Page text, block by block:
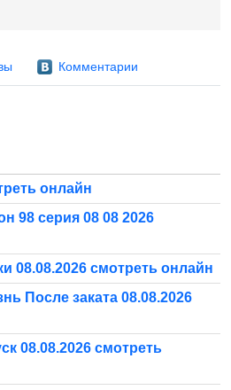
Комментарии
онлайн
98 серия 08 08 2026
08.08.2026 смотреть онлайн
После заката 08.08.2026
08.08.2026 смотреть